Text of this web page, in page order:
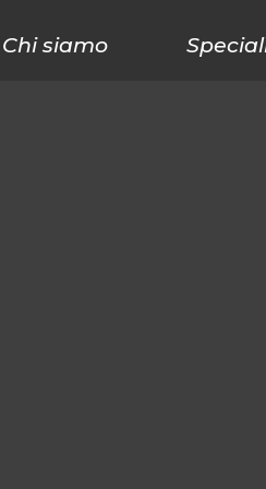
Chi siamo